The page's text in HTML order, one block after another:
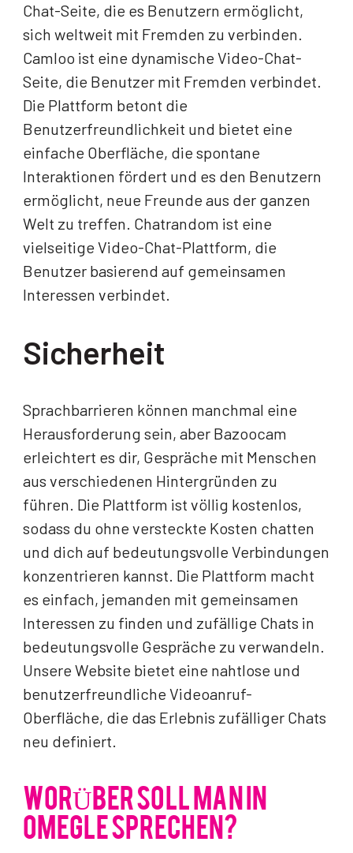
Chat-Seite, die es Benutzern ermöglicht,
sich weltweit mit Fremden zu verbinden.
Camloo ist eine dynamische Video-Chat-
Seite, die Benutzer mit Fremden verbindet.
Die Plattform betont die
Benutzerfreundlichkeit und bietet eine
einfache Oberfläche, die spontane
Interaktionen fördert und es den Benutzern
ermöglicht, neue Freunde aus der ganzen
Welt zu treffen. Chatrandom ist eine
vielseitige Video-Chat-Plattform, die
Benutzer basierend auf gemeinsamen
Interessen verbindet.
Sicherheit
Sprachbarrieren können manchmal eine
Herausforderung sein, aber Bazoocam
erleichtert es dir, Gespräche mit Menschen
aus verschiedenen Hintergründen zu
führen. Die Plattform ist völlig kostenlos,
sodass du ohne versteckte Kosten chatten
und dich auf bedeutungsvolle Verbindungen
konzentrieren kannst. Die Plattform macht
es einfach, jemanden mit gemeinsamen
Interessen zu finden und zufällige Chats in
bedeutungsvolle Gespräche zu verwandeln.
Unsere Website bietet eine nahtlose und
benutzerfreundliche Videoanruf-
Oberfläche, die das Erlebnis zufälliger Chats
neu definiert.
WORÜBER SOLL MAN IN
OMEGLE SPRECHEN?